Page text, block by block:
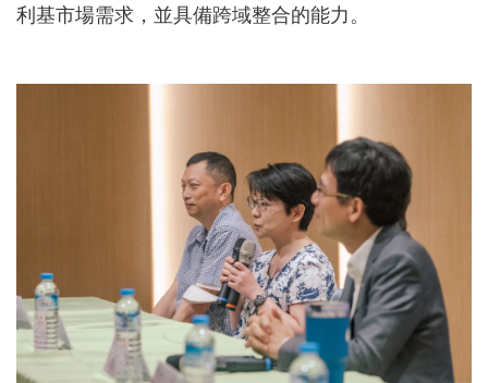
利基市場需求，並具備跨域整合的能力。